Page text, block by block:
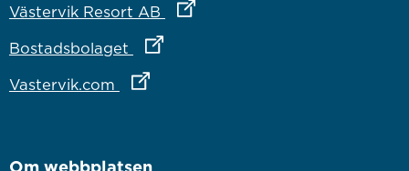
Västervik Resort AB Länk till annan webbplats
Bostadsbolaget Länk till annan webbplats
Vastervik.com Länk till annan webbplats
Om webbplatsen